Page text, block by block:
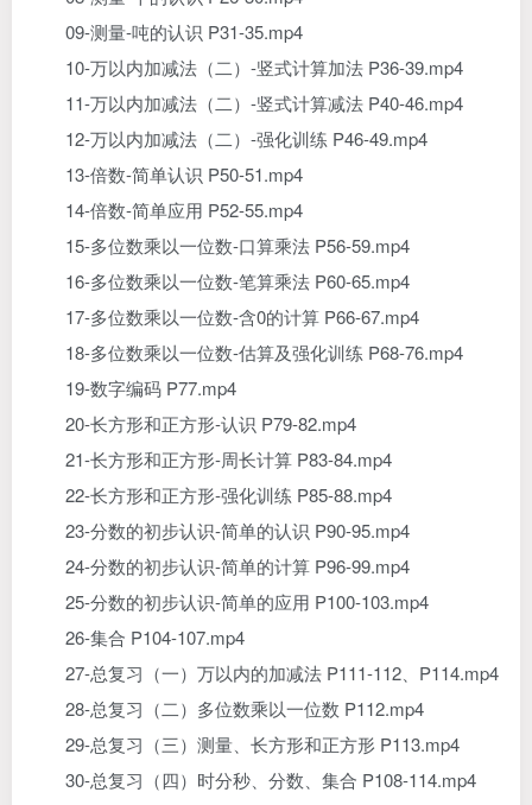
09-测量-吨的认识 P31-35.mp4
10-万以内加减法（二）-竖式计算加法 P36-39.mp4
11-万以内加减法（二）-竖式计算减法 P40-46.mp4
12-万以内加减法（二）-强化训练 P46-49.mp4
13-倍数-简单认识 P50-51.mp4
14-倍数-简单应用 P52-55.mp4
15-多位数乘以一位数-口算乘法 P56-59.mp4
16-多位数乘以一位数-笔算乘法 P60-65.mp4
17-多位数乘以一位数-含0的计算 P66-67.mp4
18-多位数乘以一位数-估算及强化训练 P68-76.mp4
19-数字编码 P77.mp4
20-长方形和正方形-认识 P79-82.mp4
21-长方形和正方形-周长计算 P83-84.mp4
22-长方形和正方形-强化训练 P85-88.mp4
23-分数的初步认识-简单的认识 P90-95.mp4
24-分数的初步认识-简单的计算 P96-99.mp4
25-分数的初步认识-简单的应用 P100-103.mp4
26-集合 P104-107.mp4
27-总复习（一）万以内的加减法 P111-112、P114.mp4
28-总复习（二）多位数乘以一位数 P112.mp4
29-总复习（三）测量、长方形和正方形 P113.mp4
30-总复习（四）时分秒、分数、集合 P108-114.mp4